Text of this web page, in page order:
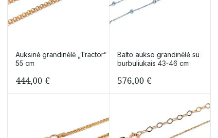
Auksinė grandinėlė „Tractor”
55 cm
444,00 €
Balto aukso grandinėlė su
burbuliukais 43-46 cm
576,00 €